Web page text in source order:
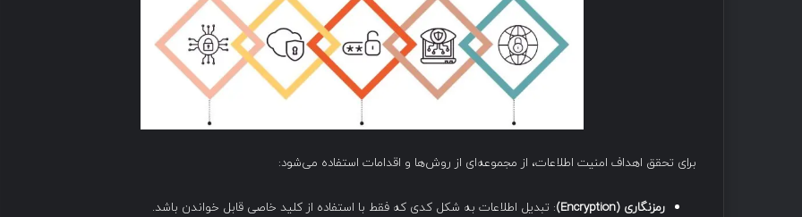
برای تحقق اهداف امنیت اطلاعات، از مجموعه‌ای از روش‌ها و اقدامات استفاده می‌شود:
رمزنگاری (Encryption)
: تبدیل اطلاعات به شکل کدی که فقط با استفاده از کلید خاصی قابل خواندن باشد.